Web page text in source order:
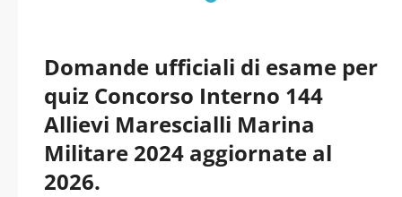
Domande ufficiali di esame per
quiz Concorso Interno 144
Allievi Marescialli Marina
Militare 2024 aggiornate al
2026.